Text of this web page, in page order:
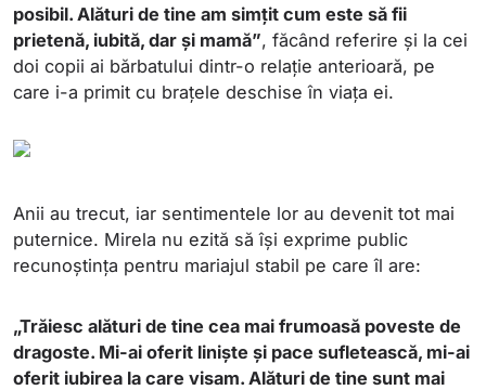
posibil. Alături de tine am simțit cum este să fii
prietenă, iubită, dar și mamă”, făcând referire și la cei
doi copii ai bărbatului dintr-o relație anterioară, pe
care i-a primit cu brațele deschise în viața ei.
Anii au trecut, iar sentimentele lor au devenit tot mai
puternice. Mirela nu ezită să își exprime public
recunoștința pentru mariajul stabil pe care îl are:
„Trăiesc alături de tine cea mai frumoasă poveste de
dragoste. Mi-ai oferit liniște și pace sufletească, mi-ai
oferit iubirea la care visam. Alături de tine sunt mai